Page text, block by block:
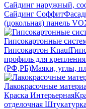
Сайдинг наружный,
Сайдинг Соффит
(цокольная) панель
Гипсокартонные
Гипсокартон Knauf
профиль для
(РФ,РБ)Маяки, углы,
Лакокрасочные
Краска Интерьерная
отделочная